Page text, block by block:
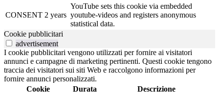
CONSENT 2 years
YouTube sets this cookie via embedded
youtube-videos and registers anonymous
statistical data.
Cookie pubblicitari
advertisement
I cookie pubblicitari vengono utilizzati per fornire ai visitatori
annunci e campagne di marketing pertinenti. Questi cookie tengono
traccia dei visitatori sui siti Web e raccolgono informazioni per
fornire annunci personalizzati.
Cookie
Durata
Descrizione